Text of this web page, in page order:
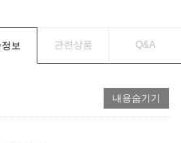
보 관련상품 Q&A
내용숨기기